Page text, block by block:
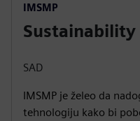
IMSMP
SAD
IMSMP je želeo da
tehnologiju kako bi